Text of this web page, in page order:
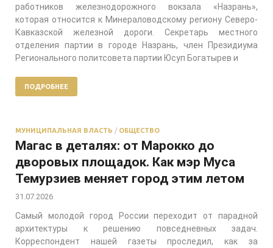
работников железнодорожного вокзала «Назрань»,
которая относится к Минераловодскому региону Северо-
Кавказской железной дороги. Секретарь местного
отделения партии в городе Назрань, член Президиума
Регионального политсовета партии Юсуп Богатырев и
ПОДРОБНЕЕ
МУНИЦИПАЛЬНАЯ ВЛАСТЬ / ОБЩЕСТВО
Магас в деталях: от Марокко до
дворовых площадок. Как мэр Муса
Темурзиев меняет город этим летом
31.07.2026
Самый молодой город России переходит от парадной
архитектуры к решению повседневных задач.
Корреспондент нашей газеты проследил, как за